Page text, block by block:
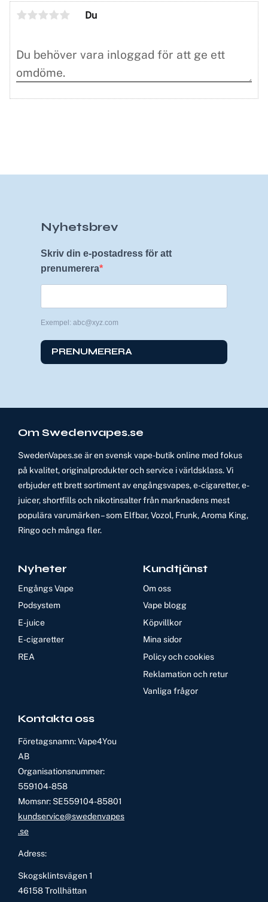
Du
Nyhetsbrev
Skriv din e-postadress för att
prenumerera
Exempel: abc@xyz.com
PRENUMERERA
Om Swedenvapes.se
SwedenVapes.se är en svensk vape-butik online med fokus
på kvalitet, originalprodukter och service i världsklass. Vi
erbjuder ett brett sortiment av engångsvapes, e-cigaretter, e-
juicer, shortfills och nikotinsalter från marknadens mest
populära varumärken – som Elfbar, Vozol, Frunk, Aroma King,
Ringo och många fler.
Nyheter
Engångs Vape
Podsystem
E-juice
E-cigaretter
REA
Kundtjänst
Om oss
Vape blogg
Köpvillkor
Mina sidor
Policy och cookies
Reklamation och retur
Vanliga frågor
Kontakta oss
Företagsnamn: Vape4You
AB
Organisationsnummer:
559104-858
Momsnr: SE559104-85801
kundservice@swedenvapes
.se
Adress:
Skogsklintsvägen 1
46158 Trollhättan